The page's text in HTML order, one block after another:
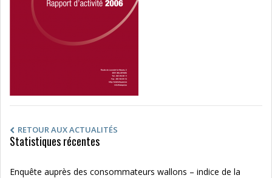
RETOUR AUX ACTUALITÉS
Statistiques récentes
Enquête auprès des consommateurs wallons – indice de la